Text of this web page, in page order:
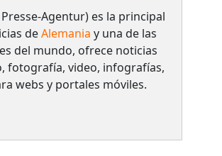
Agentur) es la principal
deAlemania y una de las
del mundo, ofrece noticias
fotografía, video, infografías,
webs y portales móviles.